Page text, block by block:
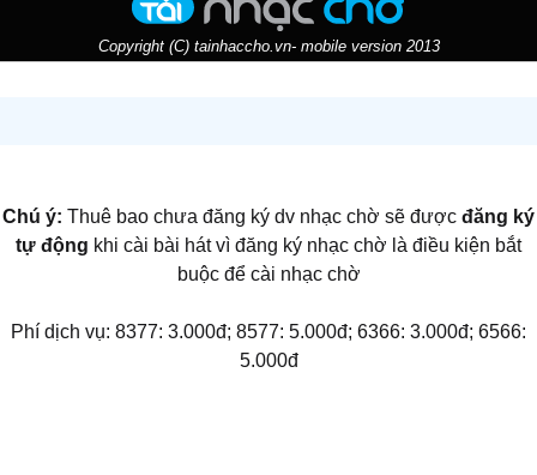
Copyright (C) tainhaccho.vn- mobile version 2013
Chú ý: Thuê bao chưa đăng ký dv nhạc chờ sẽ được đăng ký
tự động khi cài bài hát vì đăng ký nhạc chờ là điều kiện bắt
buộc để cài nhạc chờ
Phí dịch vụ: 8377: 3.000đ; 8577: 5.000đ; 6366: 3.000đ; 6566:
5.000đ